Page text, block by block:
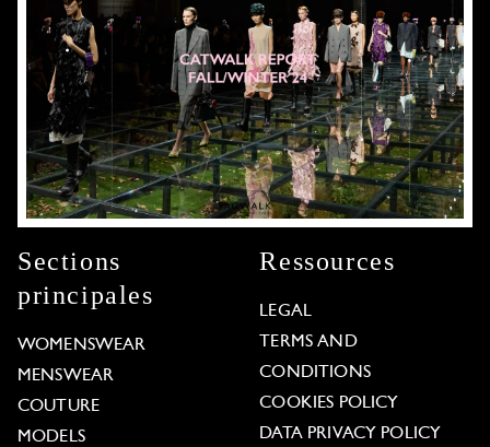
Sections
principales
WOMENSWEAR
MENSWEAR
COUTURE
MODELS
Ressources
LEGAL
TERMS AND
CONDITIONS
COOKIES POLICY
DATA PRIVACY POLICY